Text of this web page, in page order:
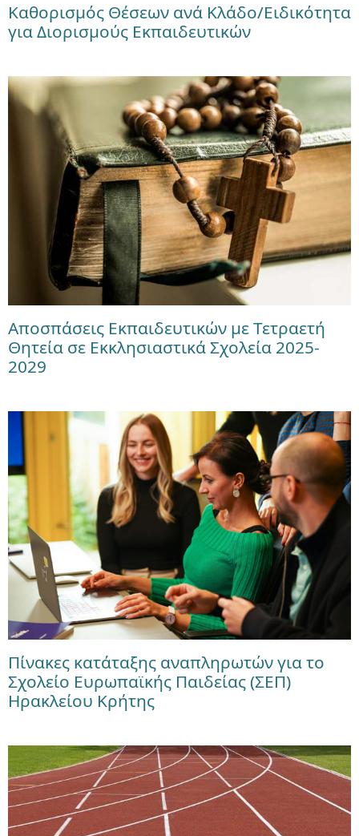
Καθορισμός Θέσεων ανά Κλάδο/Ειδικότητα
για Διορισμούς Εκπαιδευτικών
Αποσπάσεις Εκπαιδευτικών με Τετραετή
Θητεία σε Εκκλησιαστικά Σχολεία 2025-
2029
Πίνακες κατάταξης αναπληρωτών για το
Σχολείο Ευρωπαϊκής Παιδείας (ΣΕΠ)
Ηρακλείου Κρήτης